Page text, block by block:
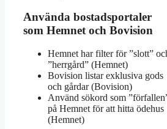
Använda bostadsportaler
som Hemnet och Bovision
Hemnet har filter för ”slott”
”herrgård” (Hemnet)
Bovision listar exklusiva gods
och gårdar (Bovision)
Använd sökord som
på Hemnet för att hitta ödehus
(Hemnet)